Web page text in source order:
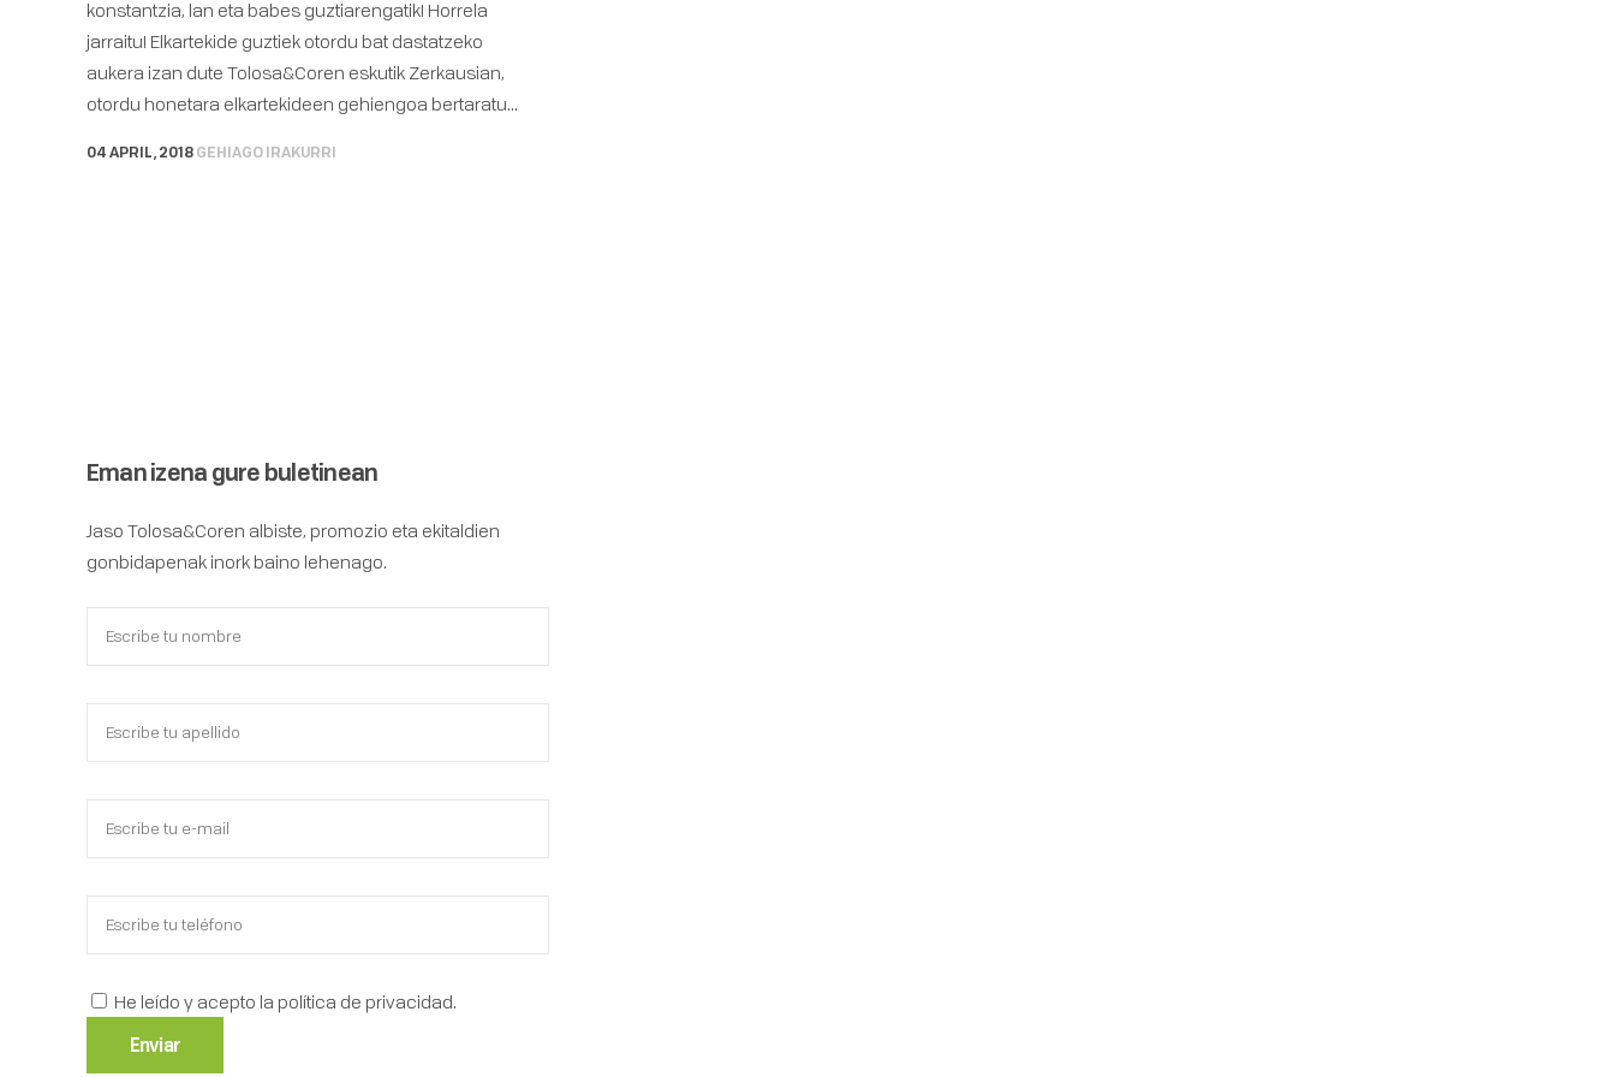
konstantzia, lan eta babes guztiarengatik! Horrela
jarraitu! Elkartekide guztiek otordu bat dastatzeko
aukera izan dute Tolosa&Coren eskutik Zerkausian,
otordu honetara elkartekideen gehiengoa bertaratu...
04 APRIL, 2018GEHIAGO IRAKURRI
Eman izena gure buletinean
Jaso Tolosa&Coren albiste, promozio eta ekitaldien
gonbidapenak inork baino lehenago.
He leído y acepto la política de privacidad.